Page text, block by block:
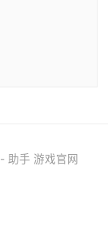
助手 游戏官网